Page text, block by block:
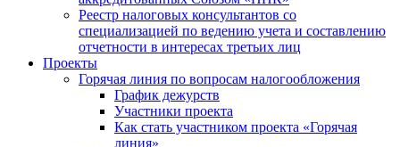
Реестр налоговых консультантов со
специализацией по ведению учета и составлению
отчетности в интересах третьих лиц
Проекты
Горячая линия по вопросам налогообложения
График дежурств
Участники проекта
Как стать участником проекта «Горячая
линия»